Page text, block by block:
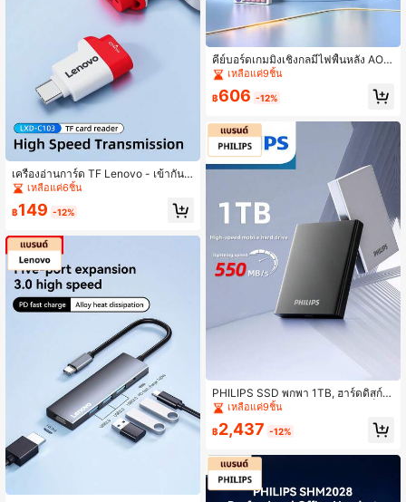
เครื่องอ่านการ์ด TF Lenovo - เข้ากันไ
ด้กับอุปกรณ์หลายชนิด, ถ่ายโอนข้อมูลร
วดเร็ว, ขนาดเล็กพกพา, หลายฟังก์ชัน, เ
หมาะสำหรับกล้อง, คอมพิวเตอร์, โทรศั
เหลือแค่6ชิ้น
฿149 -12%
คีย์บอร์ดเกมมิ่งเชิงกลมีไฟพื้นหลัง AO
C, รูปแบบ 95 ปุ่มพร้อมปุ่มปรับระดับเสี
ยง, ดีไซน์เรียบง่ายและประณีต, ออกแบ
บตามหลักสรีรศาสตร์เพื่อประสบการณ์ก
เหลือแค่9ชิ้น
฿606 -12%
PHILIPS SSD พกพา 1TB, ฮาร์ดดิสก์ S
SD ภายนอก USB 3.2, อ่านความเร็วสู
งถึง 550MB/S สำหรับเกม, นักเรียน แล
ะ ผู้ประกอบการ
เหลือแค่9ชิ้น
฿2,437 -12%